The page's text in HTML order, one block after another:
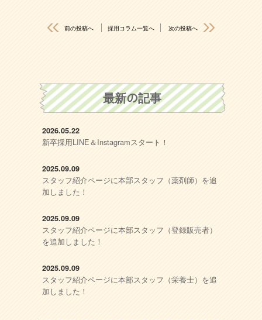
前の投稿へ 採用コラム一覧へ 次の投稿へ
最新の記事
2026.05.22
新卒採用LINE＆Instagramスタート！
2025.09.09
スタッフ紹介ページに本部スタッフ（薬剤師）を追
加しました！
2025.09.09
スタッフ紹介ページに本部スタッフ（登録販売者）
を追加しました！
2025.09.09
スタッフ紹介ページに本部スタッフ（栄養士）を追
加しました！